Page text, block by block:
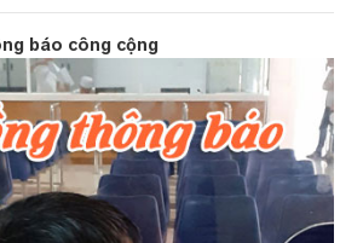
báo công cộng